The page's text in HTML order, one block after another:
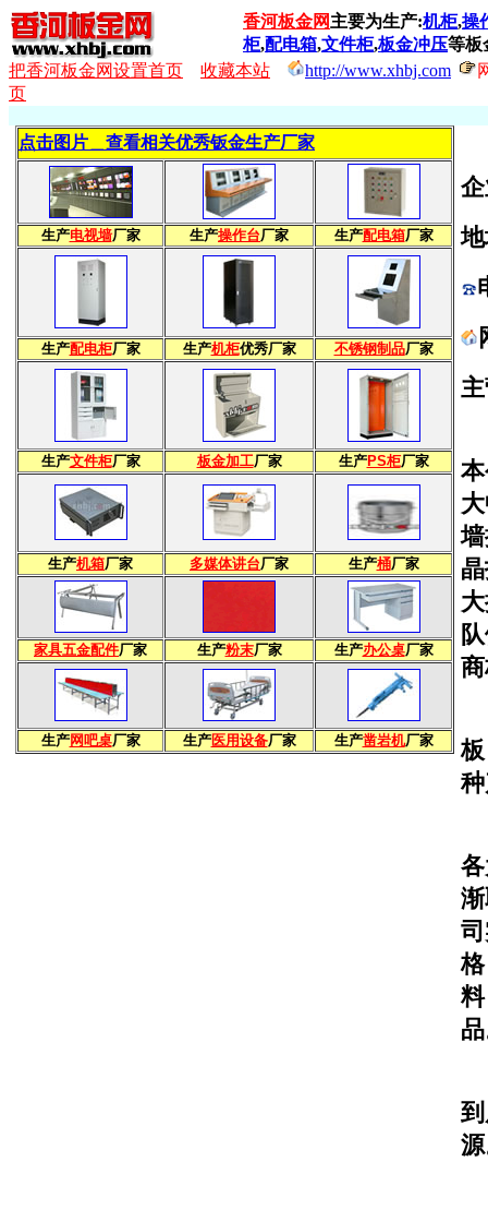
香河板金网主要为生产:机柜,操
柜,配电箱,文件柜,板金冲压等板
把香河板金网设置首页
收藏本站 http://www.xhbj.com
页
点击图片＿查看相关优秀钣金生产厂家
生产电视墙厂家 生产操作台厂家 生产配电箱厂家
生产配电柜厂家 生产机柜优秀厂家 不锈钢制品厂家
生产文件柜厂家 板金加工厂家 生产PS柜厂家
生产机箱厂家 多媒体讲台厂家 生产桶厂家
家具五金配件厂家 生产粉末厂家 生产办公桌厂家
生产网吧桌厂家 生产医用设备厂家 生产凿岩机厂家